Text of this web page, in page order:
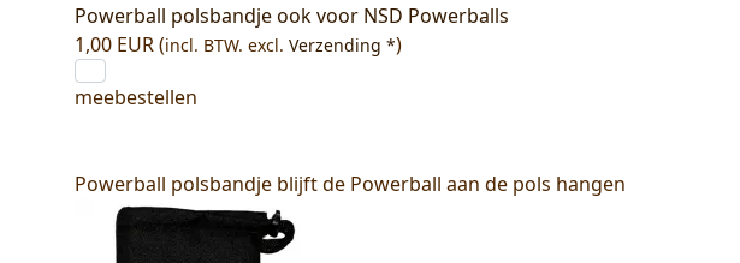
Powerball polsbandje ook voor NSD Powerballs
1,00 EUR (incl. BTW. excl. Verzending *)
meebestellen
Powerball polsbandje blijft de Powerball aan de pols hangen